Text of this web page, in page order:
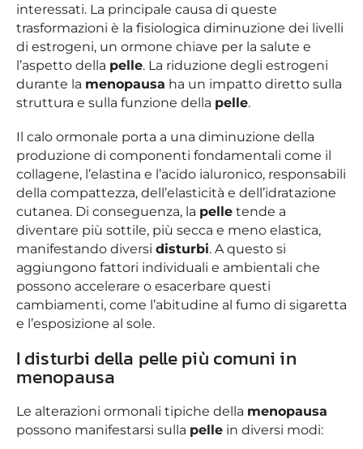
interessati. La principale causa di queste
trasformazioni è la fisiologica diminuzione dei livelli
di estrogeni, un ormone chiave per la salute e
l’aspetto della pelle. La riduzione degli estrogeni
durante la menopausa ha un impatto diretto sulla
struttura e sulla funzione della pelle.
Il calo ormonale porta a una diminuzione della
produzione di componenti fondamentali come il
collagene, l’elastina e l’acido ialuronico, responsabili
della compattezza, dell’elasticità e dell’idratazione
cutanea. Di conseguenza, la pelle tende a
diventare più sottile, più secca e meno elastica,
manifestando diversi disturbi. A questo si
aggiungono fattori individuali e ambientali che
possono accelerare o esacerbare questi
cambiamenti, come l’abitudine al fumo di sigaretta
e l’esposizione al sole.
I disturbi della pelle più comuni in
menopausa
Le alterazioni ormonali tipiche della menopausa
possono manifestarsi sulla pelle in diversi modi: